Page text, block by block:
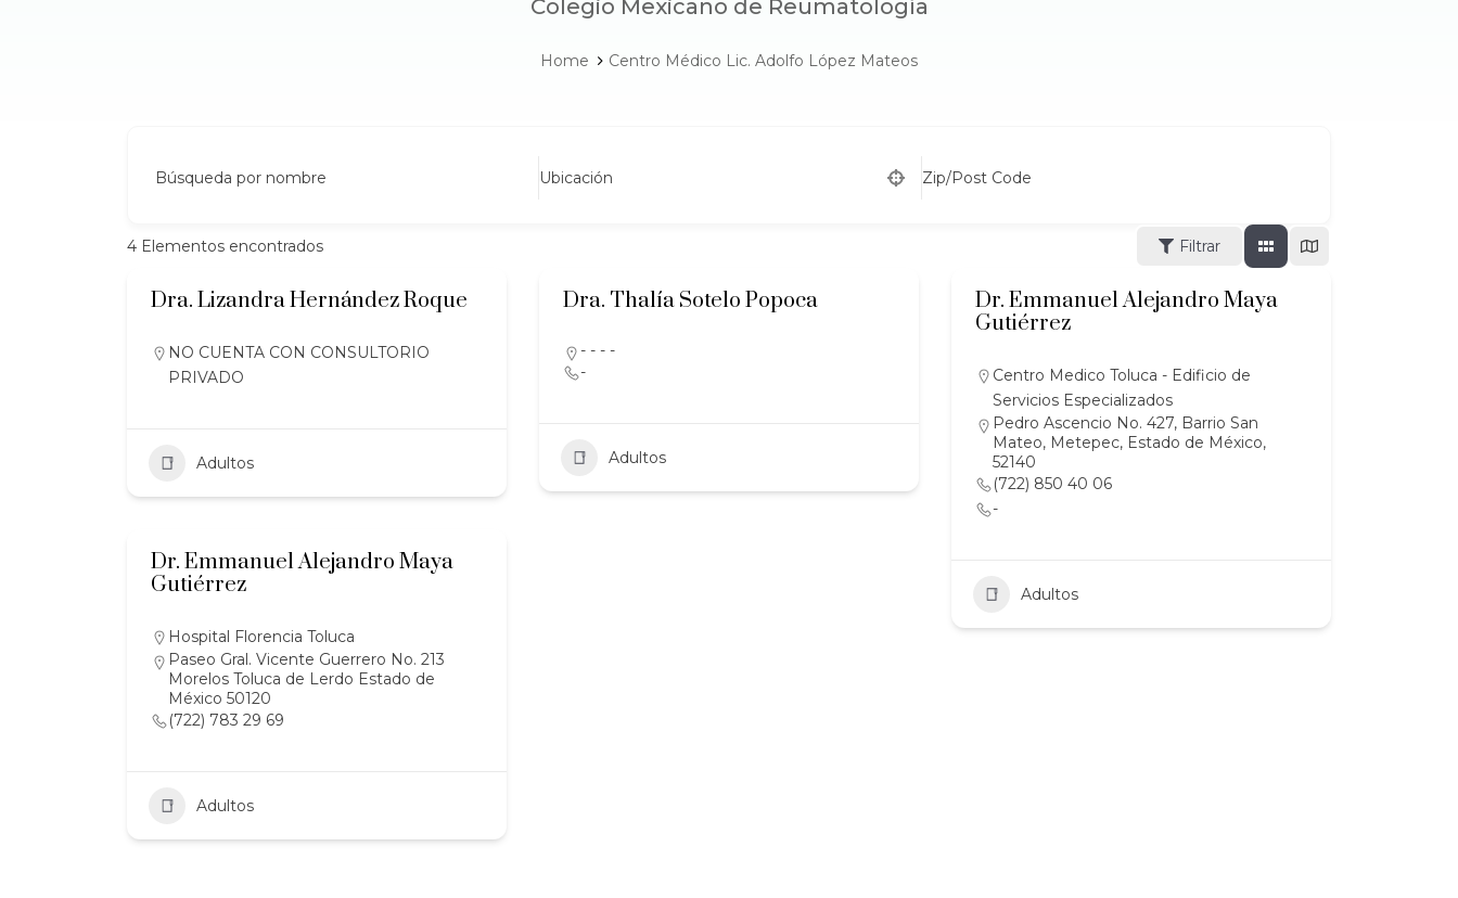
Colegio Mexicano de Reumatología
Home Centro Médico Lic. Adolfo López Mateos
Búsqueda por nombre Ubicación Zip/Post Code
4 Elementos encontrados Filtrar
Dra. Lizandra Hernández Roque
NO CUENTA CON CONSULTORIO
PRIVADO
Adultos
Dra. Thalía Sotelo Popoca
- - - -
-
Adultos
Dr. Emmanuel Alejandro Maya
Gutiérrez
Centro Medico Toluca - Edificio de
Servicios Especializados
Pedro Ascencio No. 427, Barrio San
Mateo, Metepec, Estado de México,
52140
(722) 850 40 06
-
Adultos
Dr. Emmanuel Alejandro Maya
Gutiérrez
Hospital Florencia Toluca
Paseo Gral. Vicente Guerrero No. 213
Morelos Toluca de Lerdo Estado de
México 50120
(722) 783 29 69
Adultos